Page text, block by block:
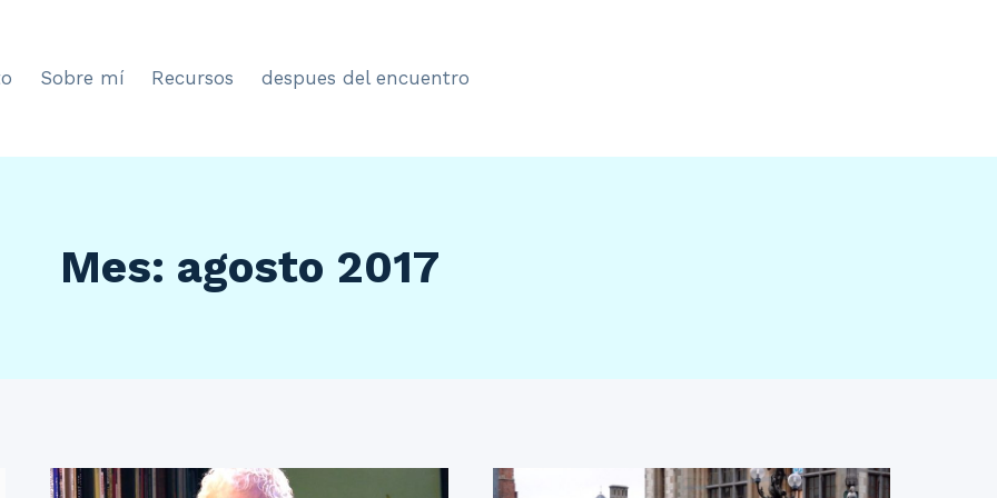
Sobre mí Recursos despues del encuentro
Mes: agosto 2017